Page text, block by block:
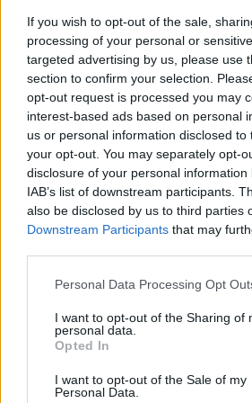
If you wish to opt-out of the sale,
processing of your personal or
targeted advertising by us, please use
section to confirm your selection.
opt-out request is processed you may
interest-based ads based on personal
us or personal information disclosed
your opt-out. You may separately opt-
disclosure of your personal
IAB’s list of downstream participants.
also be disclosed by us to third parties
Downstream Participants that may
Personal Data Processing Opt
I want to opt-out of the Sharing of
personal data.
Opted In
I want to opt-out of the Sale of my
Personal Data.
Ministerstvo životního prostředí
akční plán adaptace na změnu
7.8.2026 10:53 (ČTK)
Diskuse: 8
návrh
2026–2030. Na opatření z Operačního
(OPŽP) alokovalo celkem 11,2 miliardy
z fondu částkou 8,6 miliard korun
zaměřených na přizpůsobení se změně
posilování odolnosti vůči klimatickým
U Mallorky mělo moře přes
uvádí meteorologové
7.8.2026 10:45 (ČTK